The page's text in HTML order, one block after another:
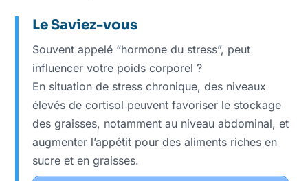
Le Saviez-vous
Souvent appelé “hormone du stress”, peut
influencer votre poids corporel ?
En situation de stress chronique, des niveaux
élevés de cortisol peuvent favoriser le stockage
des graisses, notamment au niveau abdominal, et
augmenter l’appétit pour des aliments riches en
sucre et en graisses.